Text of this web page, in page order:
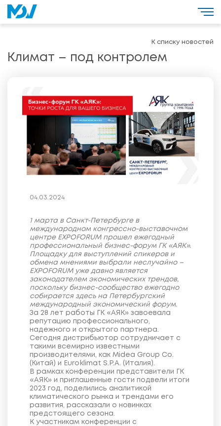
Климат – под контролем
К списку новостей
04.03.2024
1 марта в Санкт-Петербурге в
международном конгрессно-выставочном
центре EXPOFORUM прошел ежегодный
профессиональный бизнес-форум ГК «АЯК».
Площадку для выступлений спикеров и
обмена мнениями выбрали неслучайно –
EXPOFORUM уже давно является
законодателем экономических трендов,
поскольку бизнес-сообщество ежегодно
собирается здесь на Петербургский
международный экономический форум.
За 28 лет работы ГК «АЯК» завоевала
репутацию профессионального,
надежного и открытого партнера.
Сегодня дистрибьютор сотрудничает с
такими всемирно известными
производителями, как Midea Group Co.
(Китай) и Euroklimat S.P.A. (Италия).
В рамках конференции представители ГК
«АЯК» и приглашенные гости подвели итоги
2023 год, поделились аналитикой
климатического рынка и трендами его
развития, рассказали о новинках
предстоящего сезона.
К участникам конференции с